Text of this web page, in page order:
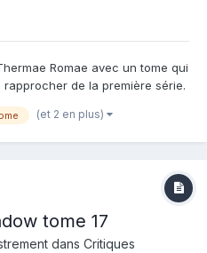
Romae avec un tome qui
de la première série.
Lucius. Entre début de piste
(et 2 en plus)
tome 17
dans Critiques